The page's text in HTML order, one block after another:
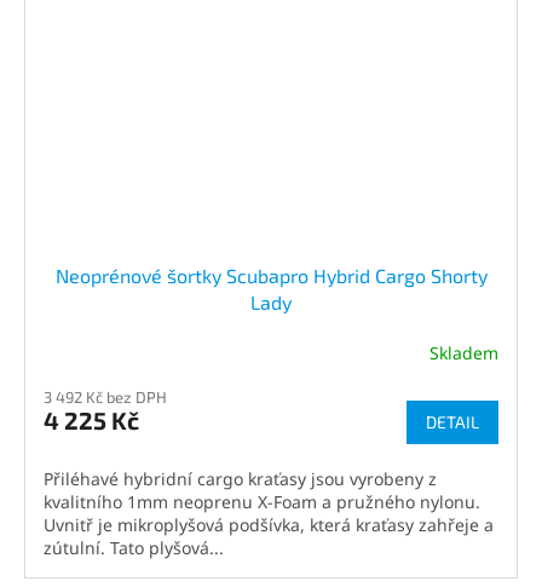
Neoprénové šortky Scubapro Hybrid Cargo Shorty
Lady
produktu
je
z
5
hvězdiček.
Skladem
3 492 Kč bez DPH
4 225 Kč DETAIL
Přiléhavé hybridní cargo kraťasy jsou vyrobeny z
kvalitního 1mm neoprenu X-Foam a pružného nylonu.
Uvnitř je mikroplyšová podšívka, která kraťasy zahřeje a
zútulní. Tato plyšová...